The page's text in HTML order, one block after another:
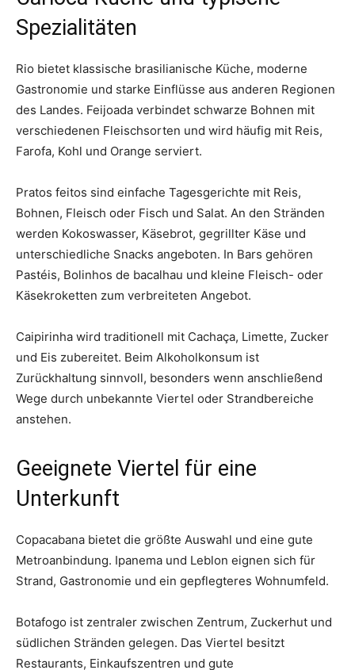
Spezialitäten
Rio bietet klassische brasilianische Küche, moderne
Gastronomie und starke Einflüsse aus anderen Regionen
des Landes. Feijoada verbindet schwarze Bohnen mit
verschiedenen Fleischsorten und wird häufig mit Reis,
Farofa, Kohl und Orange serviert.
Pratos feitos sind einfache Tagesgerichte mit Reis,
Bohnen, Fleisch oder Fisch und Salat. An den Stränden
werden Kokoswasser, Käsebrot, gegrillter Käse und
unterschiedliche Snacks angeboten. In Bars gehören
Pastéis, Bolinhos de bacalhau und kleine Fleisch- oder
Käsekroketten zum verbreiteten Angebot.
Caipirinha wird traditionell mit Cachaça, Limette, Zucker
und Eis zubereitet. Beim Alkoholkonsum ist
Zurückhaltung sinnvoll, besonders wenn anschließend
Wege durch unbekannte Viertel oder Strandbereiche
anstehen.
Geeignete Viertel für eine
Unterkunft
Copacabana bietet die größte Auswahl und eine gute
Metroanbindung. Ipanema und Leblon eignen sich für
Strand, Gastronomie und ein gepflegteres Wohnumfeld.
Botafogo ist zentraler zwischen Zentrum, Zuckerhut und
südlichen Stränden gelegen. Das Viertel besitzt
Restaurants, Einkaufszentren und gute